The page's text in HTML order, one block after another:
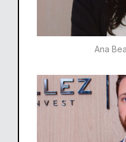
Ana